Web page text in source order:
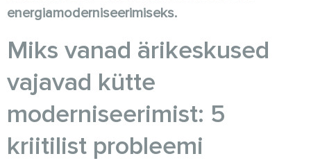
energiamoderniseerimiseks.
Miks vanad ärikeskused
vajavad kütte
moderniseerimist: 5
kriitilist probleemi